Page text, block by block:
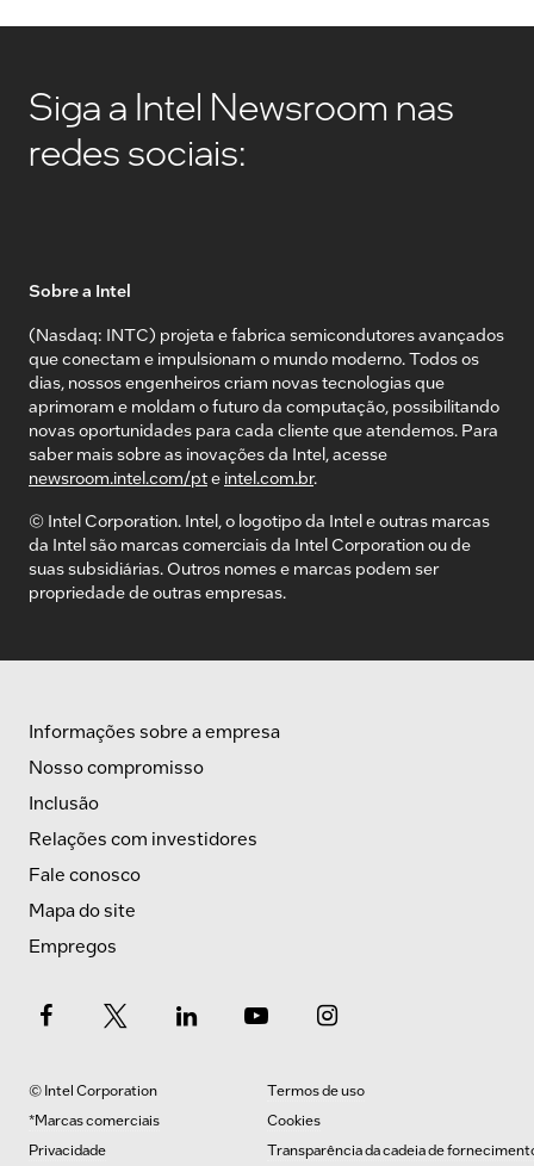
2025–2026
Siga a Intel Newsroom nas
redes sociais:
Sobre a Intel
(Nasdaq: INTC) projeta e fabrica semicondutores avançados
que conectam e impulsionam o mundo moderno. Todos os
dias, nossos engenheiros criam novas tecnologias que
aprimoram e moldam o futuro da computação, possibilitando
novas oportunidades para cada cliente que atendemos. Para
saber mais sobre as inovações da Intel, acesse
newsroom.intel.com/pte intel.com.br.
© Intel Corporation. Intel, o logotipo da Intel e outras marcas
da Intel são marcas comerciais da Intel Corporation ou de
suas subsidiárias. Outros nomes e marcas podem ser
propriedade de outras empresas.
Informações sobre a empresa
Nosso compromisso
Inclusão
Relações com investidores
Fale conosco
Mapa do site
Empregos
© Intel Corporation
Termos de uso
*Marcas comerciais
Cookies
Privacidade
Transparência da cadeia de